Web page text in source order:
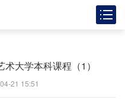
大学本科课程（1）
21 15:51